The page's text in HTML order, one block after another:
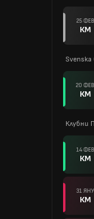
25 ФЕВ
КМ
Svenska
20 ФЕВ
КМ
Клубни
14 ФЕВ
КМ
31 ЯНУ
КМ